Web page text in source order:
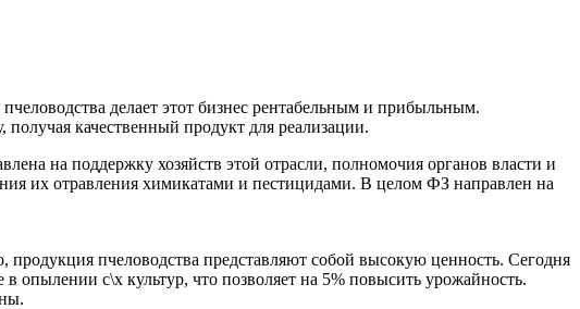
делает этот бизнес рентабельным и прибыльным.
качественный продукт для реализации.
на поддержку хозяйств этой отрасли, полномочия органов власти и
их отравления химикатами и пестицидами. В целом ФЗ направлен на
пчеловодства представляют собой высокую ценность. Сегодня
опылении с\х культур, что позволяет на 5% повысить урожайность.